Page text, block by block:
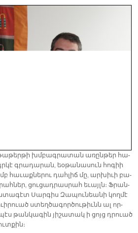
խմբագ­րա­տան ա­ռըն­թեր հա­
գրա­դա­րան, եօ­թա­նա­սուն հո­գիի
հա­ւաք­նե­րու դահ­լիճ մը, ար­խի­ւի բա­
ցու­ցադ­րաս­րահ ե­ւայլն։ Ֆրան­
Սար­գիս Զա­պու­նեա­նի կող­մէ
ստեղ­ծա­գոր­ծու­թիւնն ալ որ­
թան­կա­գին յի­շա­տակ ի ցոյց դրուած